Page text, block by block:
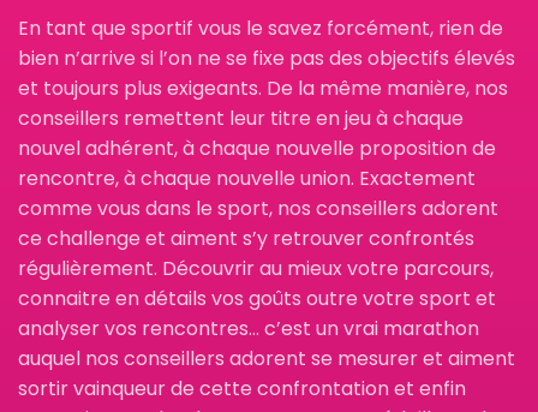
En tant que sportif vous le savez forcément, rien de
bien n’arrive si l’on ne se fixe pas des objectifs élevés
et toujours plus exigeants. De la même manière, nos
conseillers remettent leur titre en jeu à chaque
nouvel adhérent, à chaque nouvelle proposition de
rencontre, à chaque nouvelle union. Exactement
comme vous dans le sport, nos conseillers adorent
ce challenge et aiment s’y retrouver confrontés
régulièrement. Découvrir au mieux votre parcours,
connaitre en détails vos goûts outre votre sport et
analyser vos rencontres… c’est un vrai marathon
auquel nos conseillers adorent se mesurer et aiment
sortir vainqueur de cette confrontation et enfin